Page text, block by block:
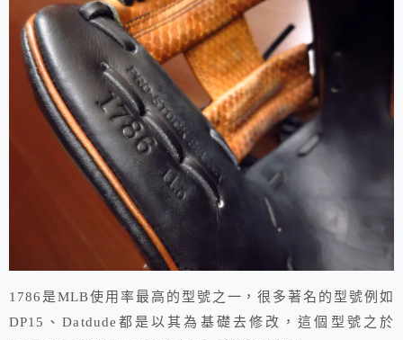
1786是MLB使用率最高的型號之一，很多著名的型號例如
DP15、Datdude都是以其為基礎去修改，這個型號之於